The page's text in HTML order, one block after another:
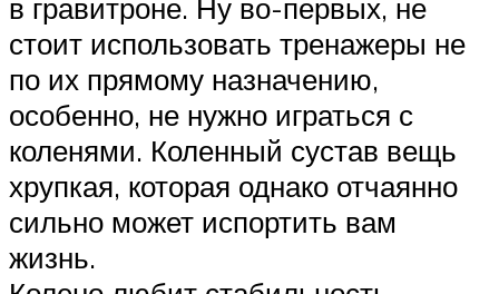
в гравитроне. Ну во-первых, не
стоит использовать тренажеры не
по их прямому назначению,
особенно, не нужно играться с
коленями. Коленный сустав вещь
хрупкая, которая однако отчаянно
сильно может испортить вам
жизнь.